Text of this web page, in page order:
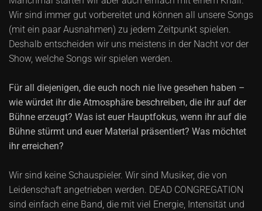
Wir sind immer gut vorbereitet und können all unsere Songs
(mit ein paar Ausnahmen) zu jedem Zeitpunkt spielen.
Deshalb entscheiden wir uns meistens in der Nacht vor der
Show, welche Songs wir spielen werden.
Für all diejenigen, die euch noch nie live gesehen haben –
wie würdet ihr die Atmosphäre beschreiben, die ihr auf der
Bühne erzeugt? Was ist euer Hauptfokus, wenn ihr auf die
Bühne stürmt und euer Material präsentiert? Was möchtet
ihr erreichen?
Wir sind keine Schauspieler. Wir sind Musiker, die von
Leidenschaft angetrieben werden. DEAD CONGREGATION
sind einfach eine Band, die mit viel Energie, Intensität und